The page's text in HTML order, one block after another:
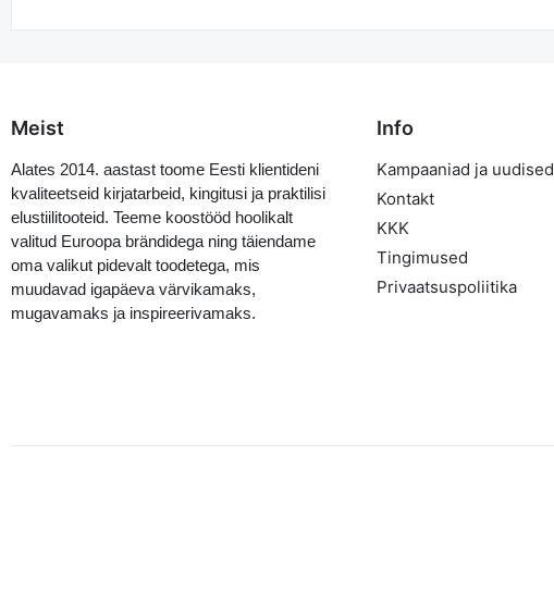
Meist
Alates 2014. aastast toome Eesti klientideni
kvaliteetseid kirjatarbeid, kingitusi ja praktilisi
elustiilitooteid. Teeme koostööd hoolikalt
valitud Euroopa brändidega ning täiendame
oma valikut pidevalt toodetega, mis
muudavad igapäeva värvikamaks,
mugavamaks ja inspireerivamaks.
Info
Kampaaniad ja uudised
Kontakt
KKK
Tingimused
Privaatsuspoliitika